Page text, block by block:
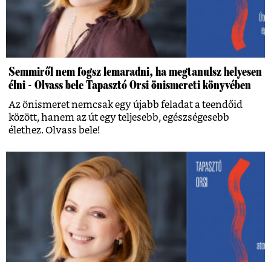
Semmiről nem fogsz lemaradni, ha megtanulsz helyesen
élni - Olvass bele Tapasztó Orsi önismereti könyvében
Az önismeret nemcsak egy újabb feladat a teendőid
között, hanem az út egy teljesebb, egészségesebb
élethez. Olvass bele!